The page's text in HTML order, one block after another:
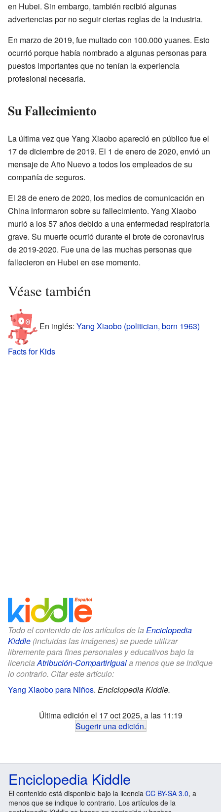
en Hubei. Sin embargo, también recibió algunas
advertencias por no seguir ciertas reglas de la industria.
En marzo de 2019, fue multado con 100.000 yuanes. Esto
ocurrió porque había nombrado a algunas personas para
puestos importantes que no tenían la experiencia
profesional necesaria.
Su Fallecimiento
La última vez que Yang Xiaobo apareció en público fue el
17 de diciembre de 2019. El 1 de enero de 2020, envió un
mensaje de Año Nuevo a todos los empleados de su
compañía de seguros.
El 28 de enero de 2020, los medios de comunicación en
China informaron sobre su fallecimiento. Yang Xiaobo
murió a los 57 años debido a una enfermedad respiratoria
grave. Su muerte ocurrió durante el brote de coronavirus
de 2019-2020. Fue una de las muchas personas que
fallecieron en Hubei en ese momento.
Véase también
En inglés: Yang Xiaobo (politician, born 1963)
Facts for Kids
Todo el contenido de los artículos de la Enciclopedia
Kiddle (incluidas las imágenes) se puede utilizar
libremente para fines personales y educativos bajo la
licenciaAtribución-CompartirIguala menos que se indique
lo contrario. Citar este artículo:
Yang Xiaobo para Niños. Enciclopedia Kiddle.
Última edición el 17 oct 2025, a las 11:19
Sugerir una edición.
Enciclopedia Kiddle
El contenido está disponible bajo la licencia CC BY-SA 3.0, a
menos que se indique lo contrario. Los artículos de la